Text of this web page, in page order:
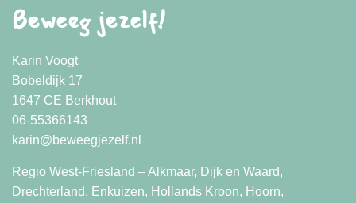
Beweeg jezelf!
Karin Voogt
Bobeldijk 17
1647 CE Berkhout
06-55366143
karin@beweegjezelf.nl
Regio West-Friesland – Alkmaar, Dijk en Waard,
Drechterland, Enkuizen, Hollands Kroon, Hoorn,